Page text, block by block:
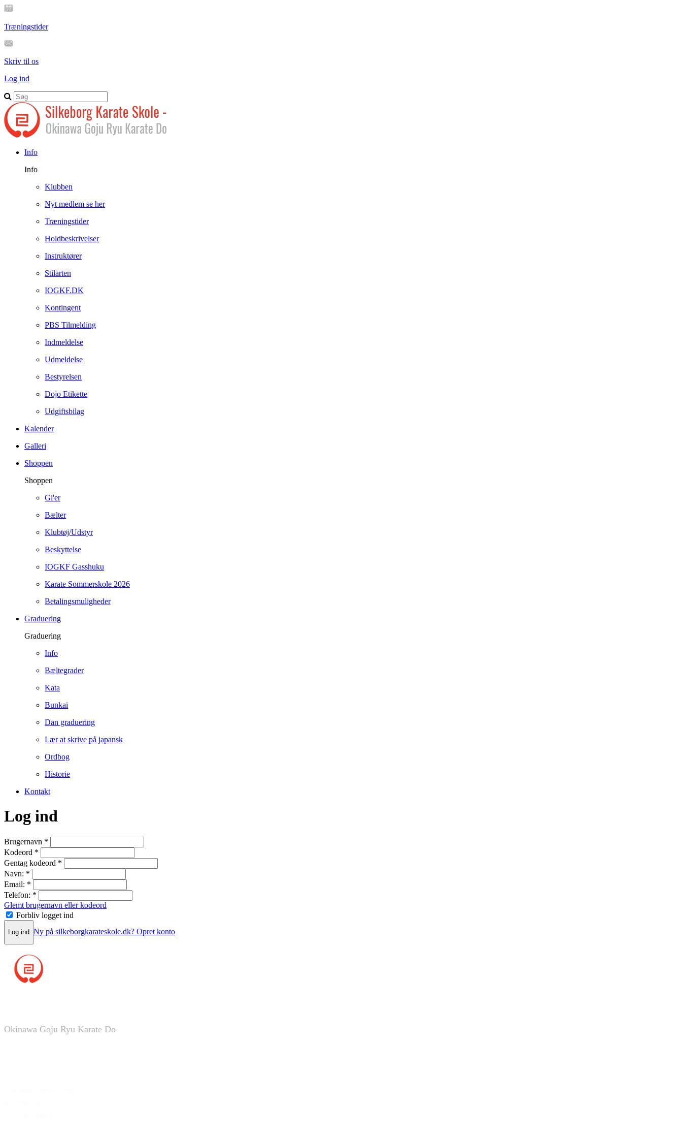
Træningstider
Skriv til os
Log ind
Info
Info
Klubben
Nyt medlem se her
Træningstider
Holdbeskrivelser
Instruktører
Stilarten
IOGKF.DK
Kontingent
PBS Tilmelding
Indmeldelse
Udmeldelse
Bestyrelsen
Dojo Etikette
Udgiftsbilag
Kalender
Galleri
Shoppen
Shoppen
Gi'er
Bælter
Klubtøj/Udstyr
Beskyttelse
IOGKF Gasshuku
Karate Sommerskole 2026
Betalingsmuligheder
Graduering
Graduering
Info
Bæltegrader
Kata
Bunkai
Dan graduering
Lær at skrive på japansk
Ordbog
Historie
Kontakt
Log ind
Brugernavn *
Kodeord *
Gentag kodeord *
Navn: *
Email: *
Telefon: *
Glemt brugernavn eller kodeord
Forbliv logget ind
Log ind Ny på silkeborgkarateskole.dk? Opret konto
Okinawa Goju Ryu Karate Do